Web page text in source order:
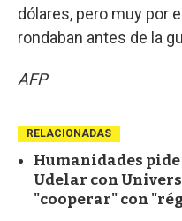
dólares, pero muy por
rondaban antes de la
AFP
RELACIONADAS
Humanidades
Udelar con
"cooperar" con